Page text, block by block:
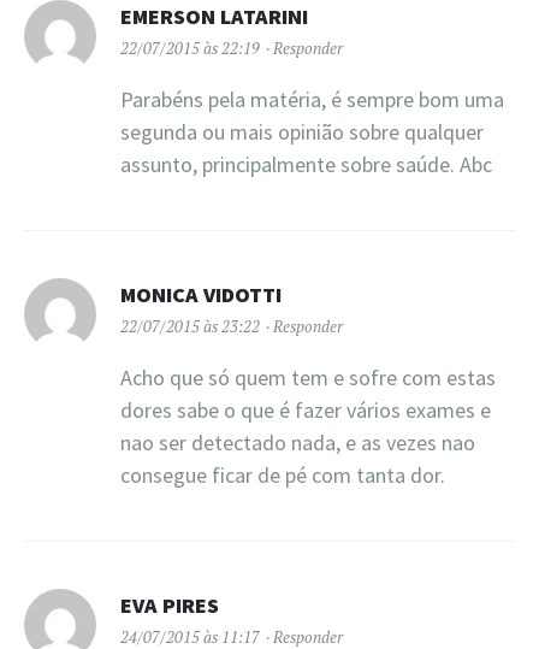
EMERSON LATARINI
22/07/2015 às 22:19 Responder
Parabéns pela matéria, é sempre bom uma
segunda ou mais opinião sobre qualquer
assunto, principalmente sobre saúde. Abc
MONICA VIDOTTI
22/07/2015 às 23:22 Responder
Acho que só quem tem e sofre com estas
dores sabe o que é fazer vários exames e
nao ser detectado nada, e as vezes nao
consegue ficar de pé com tanta dor.
EVA PIRES
24/07/2015 às 11:17 Responder